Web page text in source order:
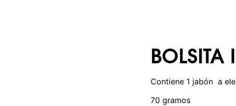
BOLSITA
Contiene 1 jabón a
70 gramos